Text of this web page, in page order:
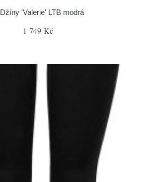
Džíny 'Valerie' LTB modrá
1 749 Kč